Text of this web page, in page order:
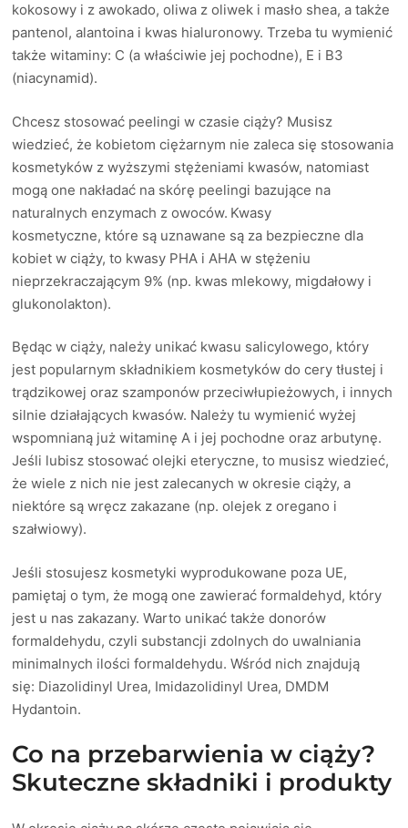
kokosowy i z awokado, oliwa z oliwek i masło shea, a także
pantenol, alantoina i kwas hialuronowy. Trzeba tu wymienić
także witaminy: C (a właściwie jej pochodne), E i B3
(niacynamid).
Chcesz stosować peelingi w czasie ciąży? Musisz
wiedzieć, że kobietom ciężarnym nie zaleca się stosowania
kosmetyków z wyższymi stężeniami kwasów, natomiast
mogą one nakładać na skórę peelingi bazujące na
naturalnych enzymach z owoców. Kwasy
kosmetyczne, które są uznawane są za bezpieczne dla
kobiet w ciąży, to kwasy PHA i AHA w stężeniu
nieprzekraczającym 9% (np. kwas mlekowy, migdałowy i
glukonolakton).
Będąc w ciąży, należy unikać kwasu salicylowego, który
jest popularnym składnikiem kosmetyków do cery tłustej i
trądzikowej oraz szamponów przeciwłupieżowych, i innych
silnie działających kwasów. Należy tu wymienić wyżej
wspomnianą już witaminę A i jej pochodne oraz arbutynę.
Jeśli lubisz stosować olejki eteryczne, to musisz wiedzieć,
że wiele z nich nie jest zalecanych w okresie ciąży, a
niektóre są wręcz zakazane (np. olejek z oregano i
szałwiowy).
Jeśli stosujesz kosmetyki wyprodukowane poza UE,
pamiętaj o tym, że mogą one zawierać formaldehyd, który
jest u nas zakazany. Warto unikać także donorów
formaldehydu, czyli substancji zdolnych do uwalniania
minimalnych ilości formaldehydu. Wśród nich znajdują
się: Diazolidinyl Urea, Imidazolidinyl Urea, DMDM
Hydantoin.
Co na przebarwienia w ciąży?
Skuteczne składniki i produkty